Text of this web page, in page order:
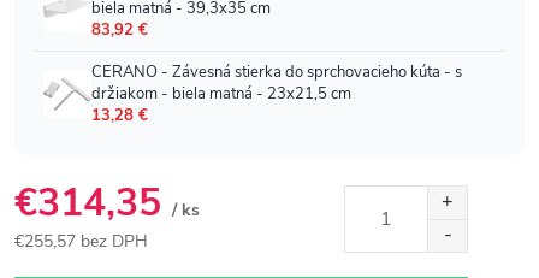
€314,35 / ks
€255,57 bez DPH